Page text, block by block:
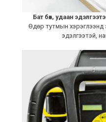
Бат бөх, удаан
Өдөр тутмын хэрэглээнд
эдэлгээтэй,